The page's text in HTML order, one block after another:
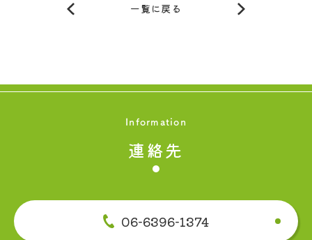
一覧に戻る
Information
連絡先
06-6396-1374